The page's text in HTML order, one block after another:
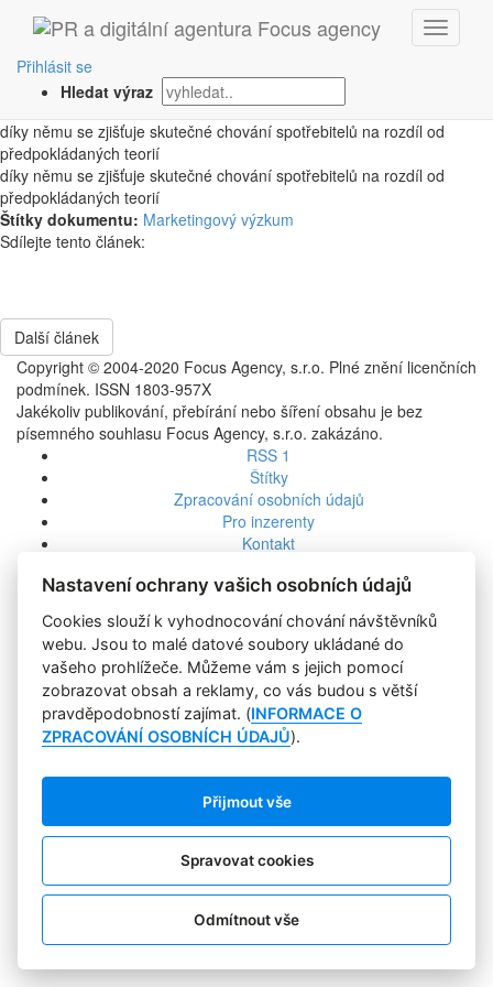
Přihlásit se
Hledat výraz
‹ Zpět
výzkum chování
díky němu se zjišťuje skutečné chování spotřebitelů na rozdíl od
předpokládaných teorií
díky němu se zjišťuje skutečné chování spotřebitelů na rozdíl od
předpokládaných teorií
Štítky dokumentu: Marketingový výzkum
Sdílejte tento článek:
Další článek
Copyright © 2004-2020 Focus Agency, s.r.o. Plné znění licenčních
podmínek. ISSN 1803-957X
Jakékoliv publikování, přebírání nebo šíření obsahu je bez
písemného souhlasu Focus Agency, s.r.o. zakázáno.
RSS 1
Štítky
Zpracování osobních údajů
Pro inzerenty
Kontakt
COOKIES
Sledujte nás:
Nastavení ochrany vašich osobních údajů
Cookies slouží k vyhodnocování chování návštěvníků
webu. Jsou to malé datové soubory ukládané do
vašeho prohlížeče. Můžeme vám s jejich pomocí
zobrazovat obsah a reklamy, co vás budou s větší
pravděpodobností zajímat. (INFORMACE O
ZPRACOVÁNÍ OSOBNÍCH ÚDAJŮ).
Přijmout vše
Spravovat cookies
Odmítnout vše